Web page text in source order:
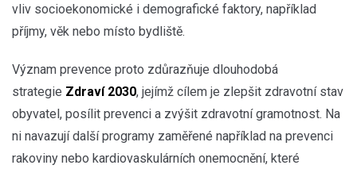
vliv socioekonomické i demografické faktory, například
příjmy, věk nebo místo bydliště.
Význam prevence proto zdůrazňuje dlouhodobá
strategie Zdraví 2030, jejímž cílem je zlepšit zdravotní stav
obyvatel, posílit prevenci a zvýšit zdravotní gramotnost. Na
ni navazují další programy zaměřené například na prevenci
rakoviny nebo kardiovaskulárních onemocnění, které